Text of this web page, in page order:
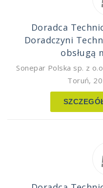
Doradca
Doradczyni
obsługą
Sonepar Polska sp. z
Toruń,